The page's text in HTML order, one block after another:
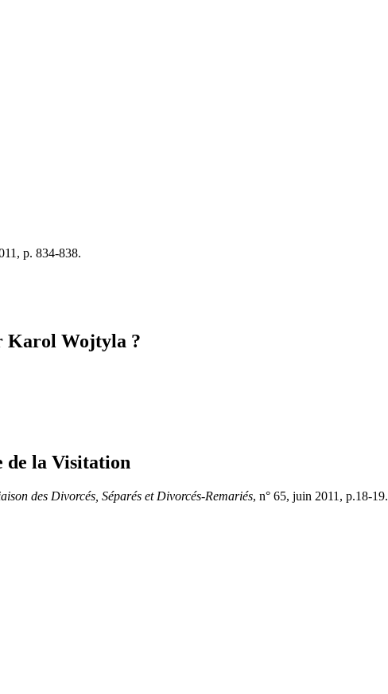
p. 834-838.
Karol Wojtyla ?
de la Visitation
des Divorcés, Séparés et Divorcés-Remariés, n° 65, juin 2011, p.18-19.